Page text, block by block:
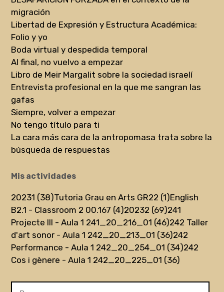
migración
Libertad de Expresión y Estructura Académica:
Folio y yo
Boda virtual y despedida temporal
Al final, no vuelvo a empezar
Libro de Meir Margalit sobre la sociedad israelí
Entrevista profesional en la que me sangran las
gafas
Siempre, volver a empezar
No tengo título para ti
La cara más cara de la antropomasa trata sobre la
búsqueda de respuestas
Mis actividades
20231 (38)Tutoria Grau en Arts GR22 (1)English
B2.1 - Classroom 2 00.167 (4)20232 (69)241
Projecte III - Aula 1 241_20_216_01 (46)242 Taller
d'art sonor - Aula 1 242_20_213_01 (36)242
Performance - Aula 1 242_20_254_01 (34)242
Cos i gènere - Aula 1 242_20_225_01 (36)